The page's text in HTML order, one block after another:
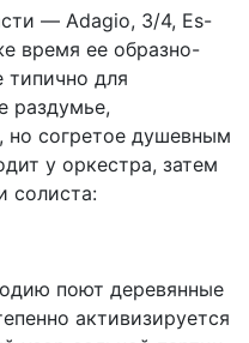
— Adagio, 3/4, Es-
время ее образно-
типично для
раздумье,
но согретое душевным
у оркестра, затем
солиста:
поют деревянные
активизируется